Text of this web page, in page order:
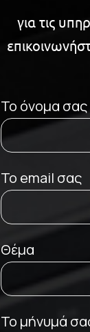
για τις
Το όνομα σας
To email σας
Θέμα
Το μήνυμά